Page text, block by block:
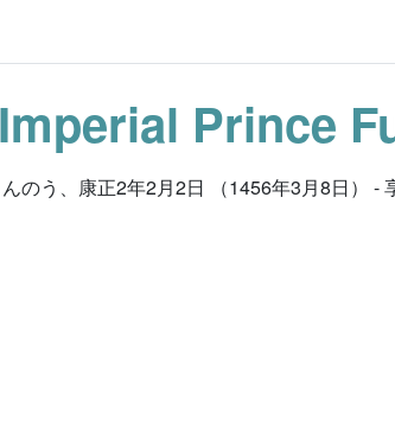
Imperial Prince
のう、康正2年2月2日 （1456年3月8日） -